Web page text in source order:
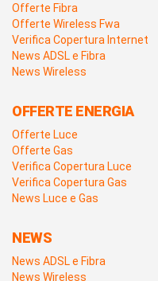
Offerte Fibra
Offerte Wireless Fwa
Verifica Copertura Internet
News ADSL e Fibra
News Wireless
OFFERTE ENERGIA
Offerte Luce
Offerte Gas
Verifica Copertura Luce
Verifica Copertura Gas
News Luce e Gas
NEWS
News ADSL e Fibra
News Wireless